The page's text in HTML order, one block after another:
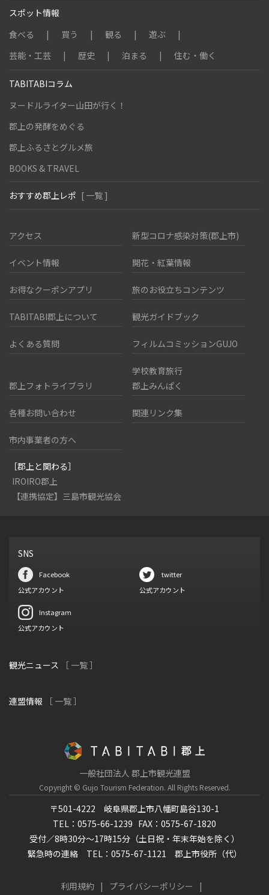
スポット情報
食べる
買う 観る
遊ぶ
芸能・工芸
歴史 泊まる 住む・働く
TABITABIコラム
ヌードルライター山田が行く！
郡上の発酵をめぐる
郡上ふるさとグルメ旅
BOOKS & TRAVEL
おすすめ郡上レポ [ 一覧 ]
アクセス 新型コロナ感染対策(郡上市)
イベント情報 開花・紅葉情報
お得なクーポンアプリ 旅のお役立ちコンテンツ
TABITABI郡上について 観光ガイドブック
よくある質問 フィルムコミッションGUJO
郡上フォトライブラリ
学校教育旅行
郡上みんぱく
各種お問い合わせ 関連リンク集
市内事業者の方へ
［郡上と関わる］
IROIRO郡上
【連携協定】三島市観光協会
SNS
Facebook
公式アカウント
twitter
公式アカウント
Instagram
公式アカウント
観光ニュース ［ 一覧 ］
連盟情報 ［ 一覧 ］
一般社団法人 郡上市観光連盟
Copyright © Gujo Tourism Federation. All Rights Reserved.
〒501-4222 岐阜県郡上市八幡町島谷130-1
TEL：0575-66-1239 FAX：0575-67-1820
受付／8時30分～17時15分（土日祝・年末年始を除く）
緊急時の連絡 TEL：0575-67-1121 郡上市役所（代）
利用規約 プライバシーポリシー